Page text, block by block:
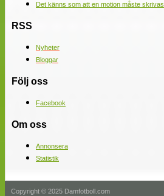
Det känns som att en motion måste skrivas
RSS
Nyheter
Bloggar
Följ oss
Facebook
Om oss
Annonsera
Statistik
Copyright © 2025 Damfotboll.com